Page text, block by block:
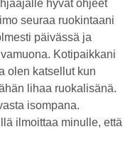
hyvät ohjeet
seuraa ruokintaani
päivässä ja
Kotipaikkani
olen katsellut kun
lihaa ruokalisänä.
isompana.
ilmoittaa minulle, että